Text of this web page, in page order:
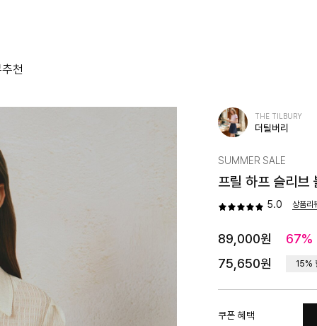
추천
THE TILBURY
더틸버리
SUMMER SALE
프릴 하프 슬리
5.0 상품리
89,000원
67%
75,650원
15%
쿠폰 혜택